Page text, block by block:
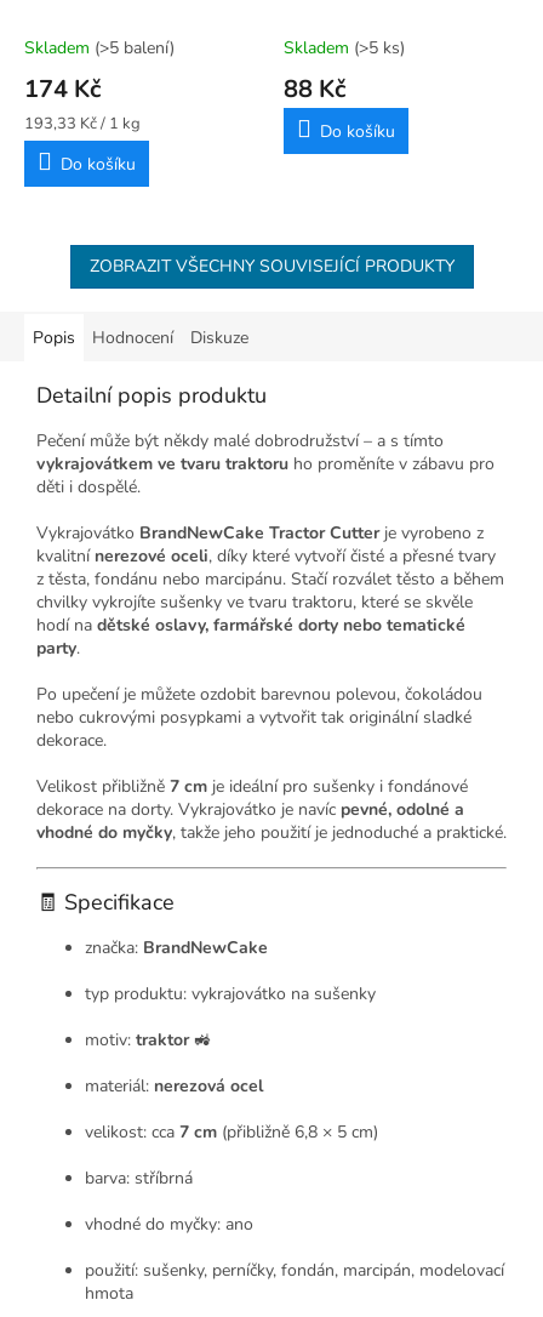
Skladem (>5 balení)
174 Kč
Měrná
cena:
193,33 Kč / 1 kg
Do košíku
Skladem (>5 ks)
88 Kč
Do košíku
ZOBRAZIT VŠECHNY SOUVISEJÍCÍ PRODUKTY
Popis Hodnocení Diskuze
Detailní popis produktu
Pečení může být někdy malé dobrodružství – a s tímto
vykrajovátkem ve tvaru traktoru ho proměníte v zábavu pro
děti i dospělé.
Vykrajovátko BrandNewCake Tractor Cutterje vyrobeno z
kvalitní nerezové oceli, díky které vytvoří čisté a přesné tvary
z těsta, fondánu nebo marcipánu. Stačí rozválet těsto a během
chvilky vykrojíte sušenky ve tvaru traktoru, které se skvěle
hodí na dětské oslavy, farmářské dorty nebo tematické
party.
Po upečení je můžete ozdobit barevnou polevou, čokoládou
nebo cukrovými posypkami a vytvořit tak originální sladké
dekorace.
Velikost přibližně 7 cm je ideální pro sušenky i fondánové
dekorace na dorty. Vykrajovátko je navíc pevné, odolné a
vhodné do myčky, takže jeho použití je jednoduché a praktické.
🧾 Specifikace
značka: BrandNewCake
typ produktu: vykrajovátko na sušenky
motiv: traktor🚜
materiál: nerezová ocel
velikost: cca 7 cm (přibližně 6,8 × 5 cm)
barva: stříbrná
vhodné do myčky: ano
použití: sušenky, perníčky, fondán, marcipán, modelovací
hmota